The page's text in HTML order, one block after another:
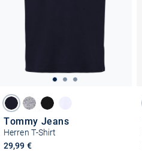
Tommy Jeans
Herren T-Shirt
29,99 €